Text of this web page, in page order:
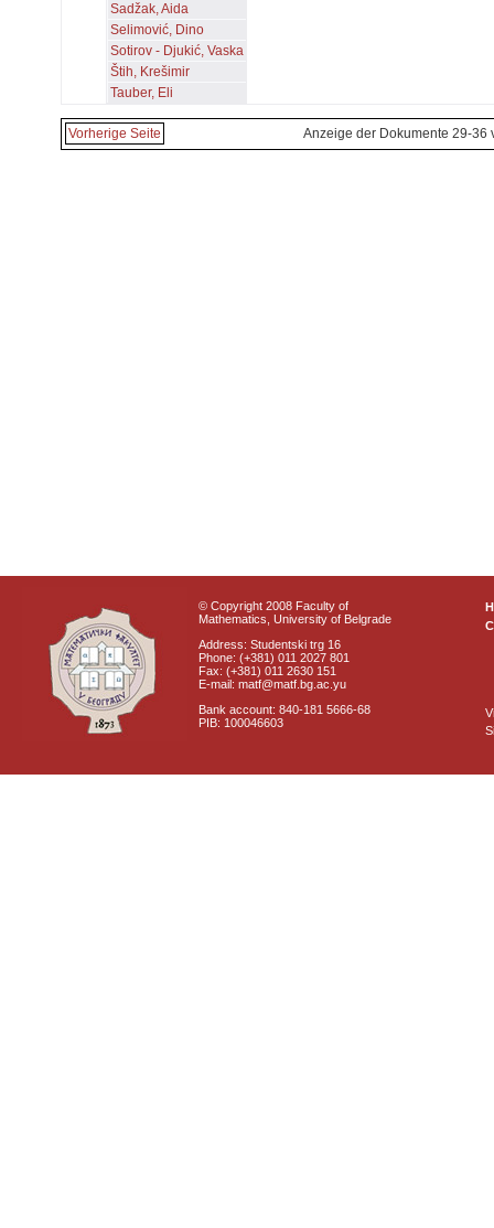
Sadžak, Aida
Selimović, Dino
Sotirov - Djukić, Vaska
Štih, Krešimir
Tauber, Eli
Vorherige Seite Anzeige der Dokumente 29-36
© Copyright 2008 Faculty of
Mathematics, University of Belgrade
Address: Studentski trg 16
Phone: (+381) 011 2027 801
Fax: (+381) 011 2630 151
E-mail: matf@matf.bg.ac.yu
Bank account: 840-181 5666-68
PIB: 100046603